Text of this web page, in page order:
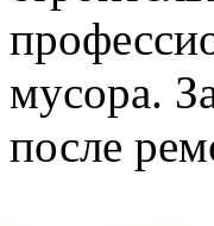
мусора.
после